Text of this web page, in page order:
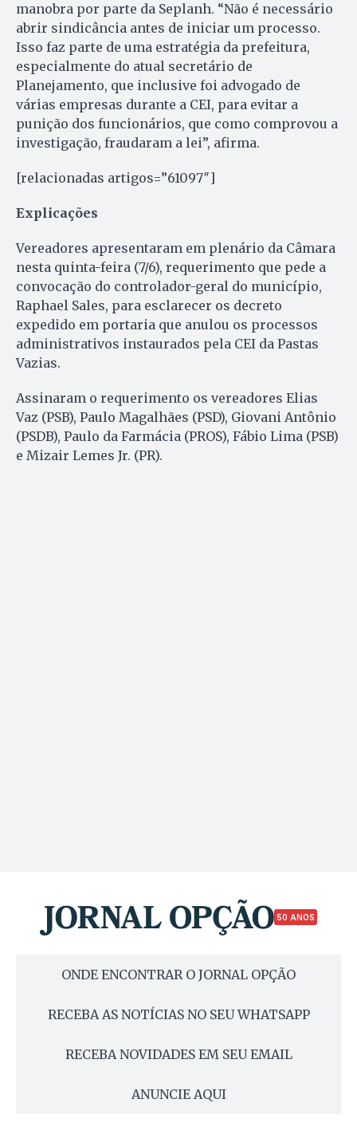
manobra por parte da Seplanh. “Não é necessário
abrir sindicância antes de iniciar um processo.
Isso faz parte de uma estratégia da prefeitura,
especialmente do atual secretário de
Planejamento, que inclusive foi advogado de
várias empresas durante a CEI, para evitar a
punição dos funcionários, que como comprovou a
investigação, fraudaram a lei”, afirma.
[relacionadas artigos=”61097″]
Explicações
Vereadores apresentaram em plenário da Câmara
nesta quinta-feira (7/6), requerimento que pede a
convocação do controlador-geral do município,
Raphael Sales, para esclarecer os decreto
expedido em portaria que anulou os processos
administrativos instaurados pela CEI da Pastas
Vazias.
Assinaram o requerimento os vereadores Elias
Vaz (PSB), Paulo Magalhães (PSD), Giovani Antônio
(PSDB), Paulo da Farmácia (PROS), Fábio Lima (PSB)
e Mizair Lemes Jr. (PR).
50 ANOS
ONDE ENCONTRAR O JORNAL OPÇÃO
RECEBA AS NOTÍCIAS NO SEU WHATSAPP
RECEBA NOVIDADES EM SEU EMAIL
ANUNCIE AQUI